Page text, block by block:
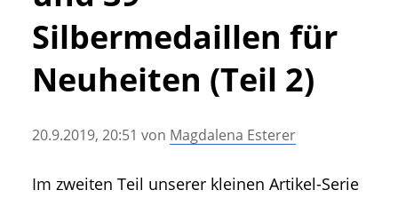
• Messen und Veranstaltungen
• Mitteilung der Redaktion
• Agritechnica Neuheiten Archiv
Silbermedaillen für
Neuheiten (Teil 2)
20.9.2019, 20:51 von Magdalena Esterer
Im zweiten Teil unserer kleinen Artikel-Serie